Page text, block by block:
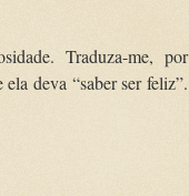
Traduza-me, por
deva “saber ser feliz”.